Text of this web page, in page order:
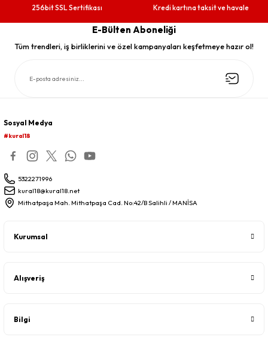
256bit SSL Sertifikası Kredi kartına taksit ve havale
E-Bülten Aboneliği
Tüm trendleri, iş birliklerini ve özel kampanyaları keşfetmeye hazır ol!
Sosyal Medya
#kural18
5322271996
kural18@kural18.net
Mithatpaşa Mah. Mithatpaşa Cad. No:42/B Salihli / MANİSA
Kurumsal
Alışveriş
Bilgi